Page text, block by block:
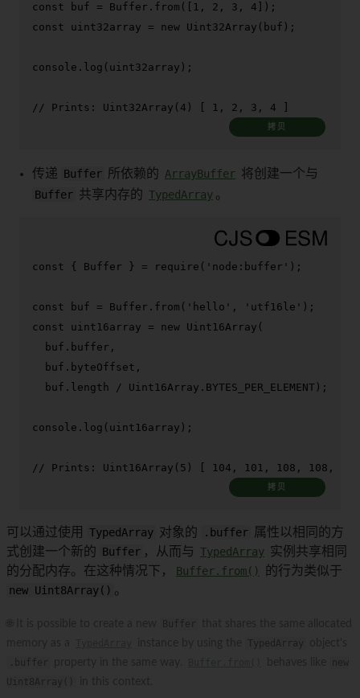
const buf = Buffer . from ([ 1 , 2 , 3 , 4
const uint32array = new Uint32Array (buf);
console . log (uint32array);
// Prints: Uint32Array(4) [ 1, 2, 3, 4 ]
拷贝
传递 Buffer 所依赖的 ArrayBuffer 将创建一个与
Buffer 共享内存的 TypedArray 。
const { Buffer } = require ( 'node:buffer' );
const buf = Buffer . from ( 'hello' , 'utf16le'
const uint16array = new Uint16Array (
  buf.
buffer ,
  buf.
byteOffset ,
  buf.
length / Uint16Array . BYTES_PER_ELEMENT );
console . log (uint16array);
// Prints: Uint16Array(5) [ 104, 101, 108, 108,
拷贝
可以通过使用 TypedArray 对象的 .buffer 属性以相同的方
式创建一个新的 Buffer ，从而与 TypedArray 实例共享相同
的分配内存。在这种情况下，
Buffer.from()
的行为类似于
new Uint8Array() 。